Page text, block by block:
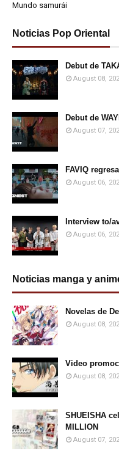
Mundo samurái
Noticias Pop Oriental
Debut de
August 08,
Debut de
August 07,
FAVIQ
August 06,
Interview to/
August 06,
Noticias manga y
Novelas de
August 08,
Video
August 08,
SHUEISHA
MILLION
August 07,